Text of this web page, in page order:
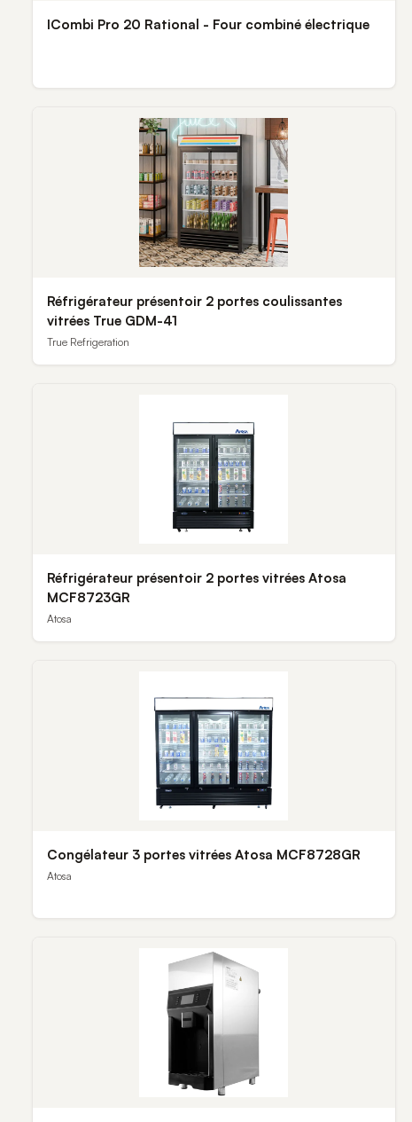
ICombi Pro 20 Rational - Four combiné électrique
Réfrigérateur présentoir 2 portes coulissantes
vitrées True GDM-41
True Refrigeration
Réfrigérateur présentoir 2 portes vitrées Atosa
MCF8723GR
Atosa
Congélateur 3 portes vitrées Atosa MCF8728GR
Atosa